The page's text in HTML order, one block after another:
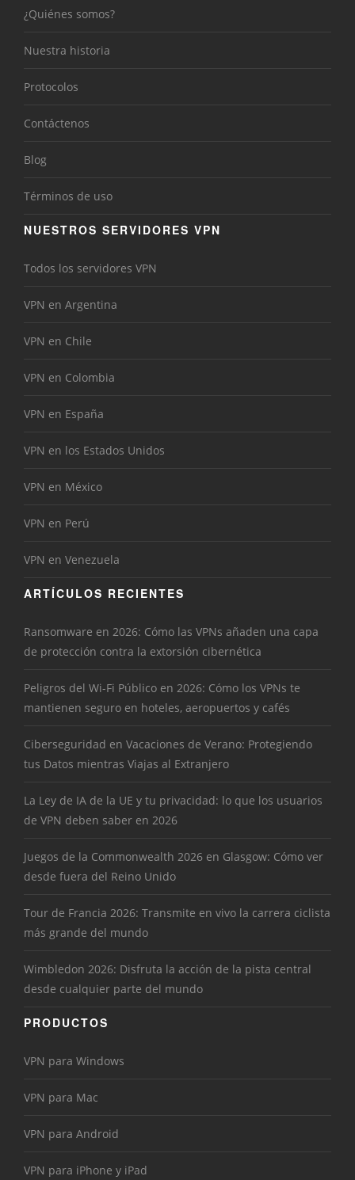
¿Quiénes somos?
Nuestra historia
Protocolos
Contáctenos
Blog
Términos de uso
NUESTROS SERVIDORES VPN
Todos los servidores VPN
VPN en Argentina
VPN en Chile
VPN en Colombia
VPN en España
VPN en los Estados Unidos
VPN en México
VPN en Perú
VPN en Venezuela
ARTÍCULOS RECIENTES
Ransomware en 2026: Cómo las VPNs añaden una capa
de protección contra la extorsión cibernética
Peligros del Wi-Fi Público en 2026: Cómo los VPNs te
mantienen seguro en hoteles, aeropuertos y cafés
Ciberseguridad en Vacaciones de Verano: Protegiendo
tus Datos mientras Viajas al Extranjero
La Ley de IA de la UE y tu privacidad: lo que los usuarios
de VPN deben saber en 2026
Juegos de la Commonwealth 2026 en Glasgow: Cómo ver
desde fuera del Reino Unido
Tour de Francia 2026: Transmite en vivo la carrera ciclista
más grande del mundo
Wimbledon 2026: Disfruta la acción de la pista central
desde cualquier parte del mundo
PRODUCTOS
VPN para Windows
VPN para Mac
VPN para Android
VPN para iPhone y iPad